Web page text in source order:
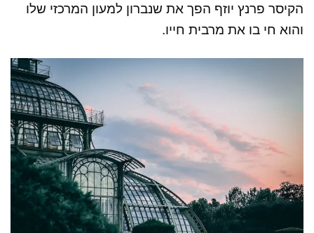
הקיסר פרנץ יוזף הפך את שנברון למעון המרכזי שלו
והוא חי בו את מרבית חייו.